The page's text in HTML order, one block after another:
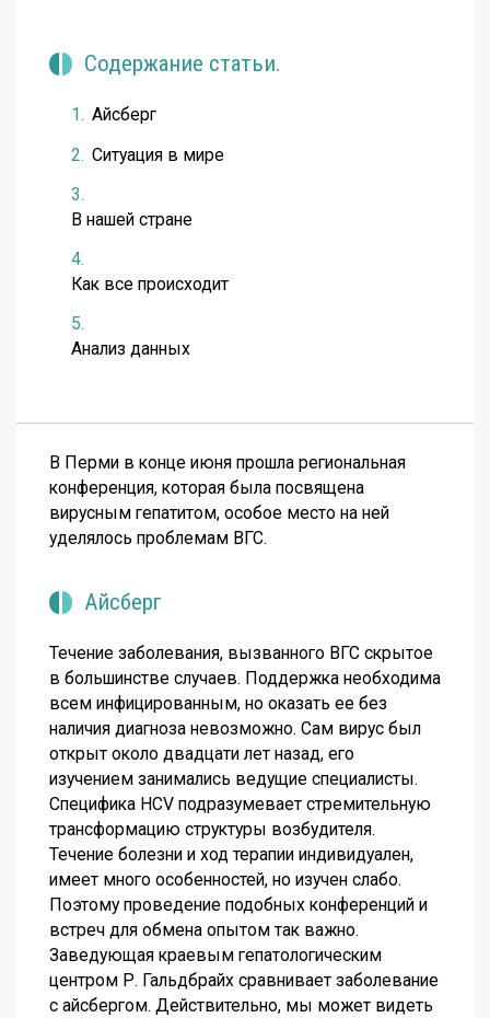
Содержание статьи.
Айсберг
Ситуация в мире
В нашей стране
Как все происходит
Анализ данных
В Перми в конце июня прошла региональная
конференция, которая была посвящена
вирусным гепатитом, особое место на ней
уделялось проблемам ВГС.
Айсберг
Течение заболевания, вызванного ВГС скрытое
в большинстве случаев. Поддержка необходима
всем инфицированным, но оказать ее без
наличия диагноза невозможно. Сам вирус был
открыт около двадцати лет назад, его
изучением занимались ведущие специалисты.
Специфика HCV подразумевает стремительную
трансформацию структуры возбудителя.
Течение болезни и ход терапии индивидуален,
имеет много особенностей, но изучен слабо.
Поэтому проведение подобных конференций и
встреч для обмена опытом так важно.
Заведующая краевым гепатологическим
центром Р. Гальдбрайх сравнивает заболевание
с айсбергом. Действительно, мы может видеть